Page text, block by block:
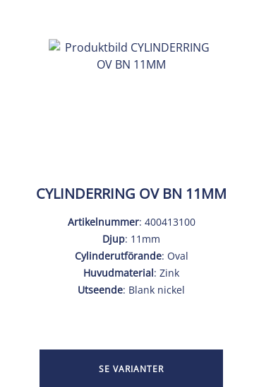
CYLINDERRING OV BN 11MM
Artikelnummer: 400413100
Djup: 11mm
Cylinderutförande: Oval
Huvudmaterial: Zink
Utseende: Blank nickel
SE VARIANTER